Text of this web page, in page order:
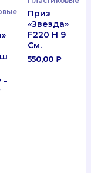
–
Диапазон
Приз
«Звезда»
F220 H 9
См.
550,00 ₽